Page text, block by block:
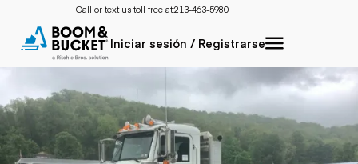
Call or text us toll free at:213-463-5980
Iniciar sesión / Registrarse